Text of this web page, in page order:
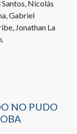
Nicolás
Gabriel
Jonathan La
NO PUDO